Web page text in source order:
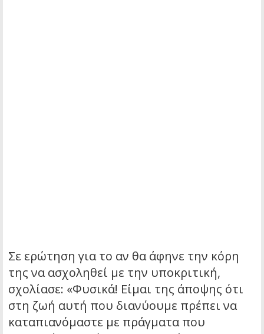
Σε ερώτηση για το αν θα άφηνε την κόρη
της να ασχοληθεί με την υποκριτική,
σχολίασε: «Φυσικά! Είμαι της άποψης ότι
στη ζωή αυτή που διανύουμε πρέπει να
καταπιανόμαστε με πράγματα που